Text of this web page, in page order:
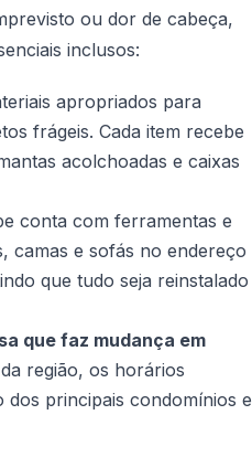
ou dor de cabeça,
inclusos:
apropriados para
frágeis. Cada item recebe
acolchoadas e caixas
conta com ferramentas e
camas e sofás no endereço
que tudo seja reinstalado
que faz mudança em
região, os horários
dos principais condomínios e